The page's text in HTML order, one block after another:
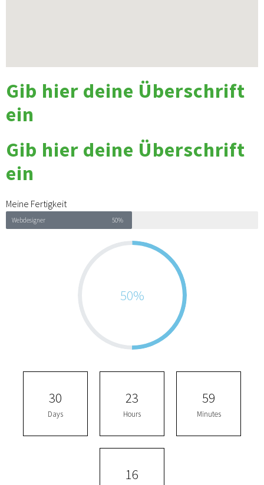
Gib hier deine Überschrift
ein
Gib hier deine Überschrift
ein
Meine Fertigkeit
Webdesigner 50%
50%
30
Days
23
Hours
59
Minutes
16